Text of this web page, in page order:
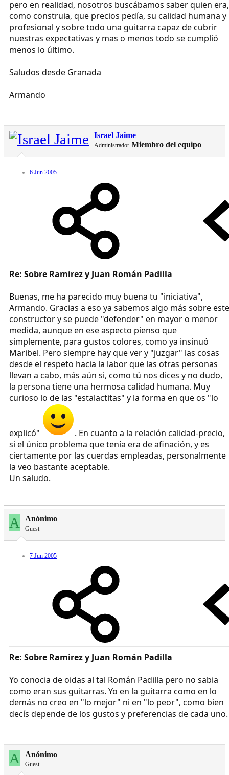
pero en realidad, nosotros buscábamos saber quien era,
como construia, que precios pedía, su calidad humana y
profesional y sobre todo una guitarra capaz de cubrir
nuestras expectativas y mas o menos todo se cumplió
menos lo último.
Saludos desde Granada
Armando
Israel Jaime
Administrador Miembro del equipo
6 Jun 2005
Re: Sobre Ramirez y Juan Román Padilla
Buenas, me ha parecido muy buena tu "iniciativa",
Armando. Gracias a eso ya sabemos algo más sobre este
constructor y se puede "defender" en mayor o menor
medida, aunque en ese aspecto pienso que
simplemente, para gustos colores, como ya insinuó
Maribel. Pero siempre hay que ver y "juzgar" las cosas
desde el respeto hacia la labor que las otras personas
llevan a cabo, más aún si, como tú nos dices y no dudo,
la persona tiene una hermosa calidad humana. Muy
curioso lo de las "estalactitas" y la forma en que os "lo
explicó"
. En cuanto a la relación calidad-precio,
si el único problema que tenía era de afinación, y es
ciertamente por las cuerdas empleadas, personalmente
la veo bastante aceptable.
Un saludo.
A Anónimo
Guest
7 Jun 2005
Re: Sobre Ramirez y Juan Román Padilla
Yo conocia de oidas al tal Román Padilla pero no sabia
como eran sus guitarras. Yo en la guitarra como en lo
demás no creo en "lo mejor" ni en "lo peor", como bien
decís depende de los gustos y preferencias de cada uno.
A Anónimo
Guest